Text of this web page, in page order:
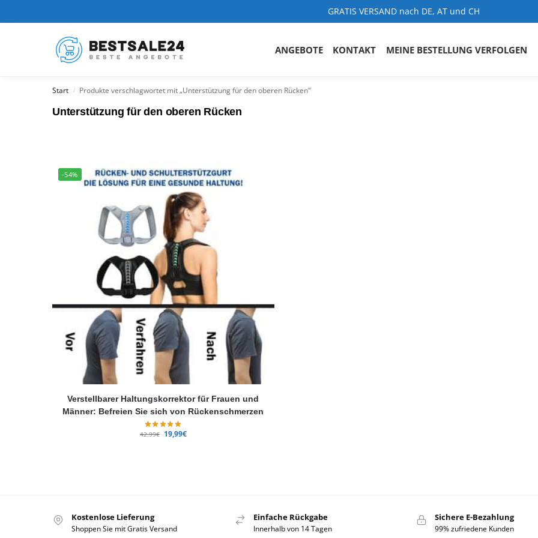
GRATIS VERSAND nach DE, AT und CH
ANGEBOTE KONTAKT MEINE BESTELLUNG VERFOLGEN
Start / Produkte verschlagwortet mit „Unterstützung für den oberen Rücken“
Unterstützung für den oberen Rücken
-54%
Verstellbarer Haltungskorrektor für Frauen und
Männer: Befreien Sie sich von Rückenschmerzen
42,99€ 19,99€
Kostenlose Lieferung
Shoppen Sie mit Gratis Versand
Einfache Rückgabe
Innerhalb von 14 Tagen
Sichere E-Bezahlung
99% zufriedene Kunden